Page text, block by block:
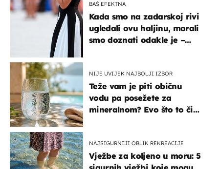
BAŠ EFEKTNA
Kada smo na zadarskoj rivi
ugledali ovu haljinu, morali
smo doznati odakle je –
NIJE UVIJEK NAJBOLJI IZBOR
Teže vam je piti običnu
vodu pa posežete za
mineralnom? Evo što to čini
NAJSIGURNIJI OBLIK REKREACIJE
Vježbe za koljeno u moru: 5